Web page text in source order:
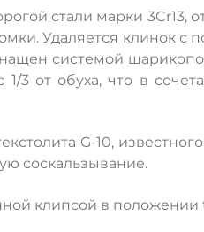
стали марки
Удаляется клинок
системой
3 от обуха, что в
G-10,
соскальзывание.
клипсой в положении
ДА